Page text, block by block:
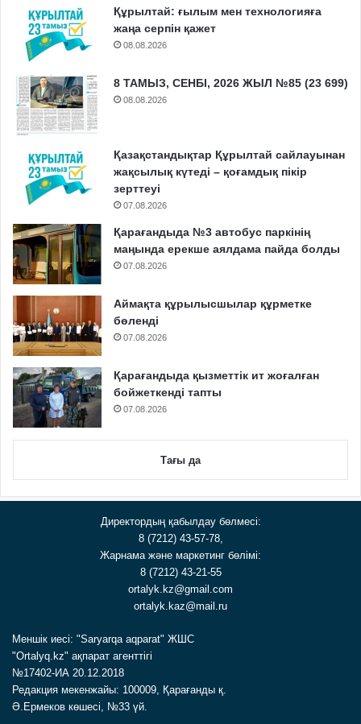
Құрылтай: ғылым мен технологияға
жаңа серпін қажет
08.08.2026
8 ТАМЫЗ, СЕНБІ, 2026 ЖЫЛ №85 (23 699)
08.08.2026
Қазақстандықтар Құрылтай сайлауынан
жақсылық күтеді – қоғамдық пікір
зерттеуі
07.08.2026
Қарағандыда №3 автобус паркінің
маңында ерекше аялдама пайда болды
07.08.2026
Аймақта құрылысшылар құрметке
бөленді
07.08.2026
Қарағандыда қызметтік ит жоғалған
бойжеткенді тапты
07.08.2026
Тағы да
Директордың қабылдау бөлмесі:
8 (7212) 43-57-78,
Жарнама және маркетинг бөлімі:
8 (7212) 43-21-55
ortalyk.kz@gmail.com
ortalyk.kaz@mail.ru
Меншік иесі: "Saryarqa aqparat" ЖШС
"Ortalyq.kz" ақпарат агенттігі
№17402-ИА 20.12.2018
Редакция мекенжайы: 100009, Қарағанды қ.
Ә.Ермеков көшесі, №33 үй.